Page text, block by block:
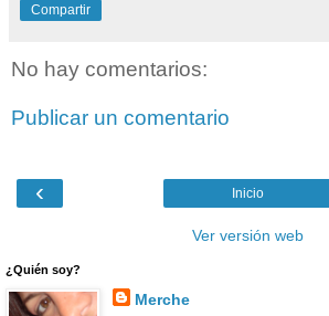
Compartir
No hay comentarios:
Publicar un comentario
‹ Inicio
Ver versión web
¿Quién soy?
Merche